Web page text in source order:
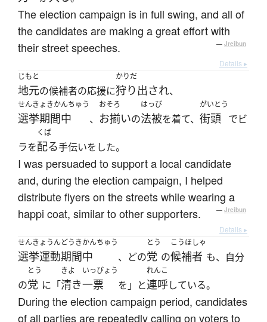
The election campaign is in full swing, and all of
the candidates are making a great effort with
their street speeches.
— Jreibun
Details ▸
じもと
地元の候補者の応援に
かりだ
狩り出され、
せんきょきかんちゅう
選挙期間中 、
おそろ
お揃いの
はっぴ
法被を着て、
がいとう
街頭 でビ
ラを
くば
配る手伝いをした。
I was persuaded to support a local candidate
and, during the election campaign, I helped
distribute flyers on the streets while wearing a
happi coat, similar to other supporters.
— Jreibun
Details ▸
せんきょうんどうきかんちゅう
選挙運動期間中 、どの
とう
党 の
こうほしゃ
候補者 も、自分
の
とう
党 に「
きよ
清き
いっぴょう
一票 を」と
れんこ
連呼している。
During the election campaign period, candidates
of all parties are repeatedly calling on voters to